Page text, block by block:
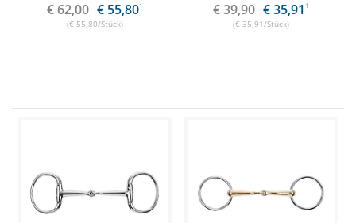
€ 62,00 € 55,801
(€ 55,80/Stück)
€ 39,90 € 35,91 1
(€ 35,91/Stück)